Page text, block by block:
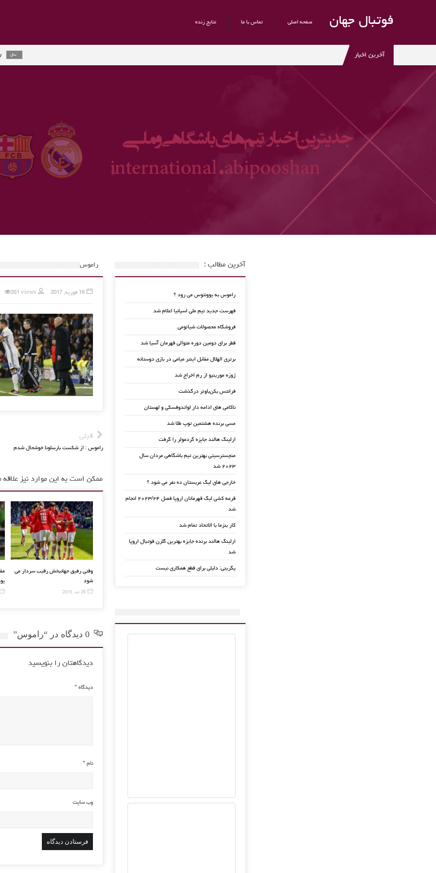
فوتبال جهان صفحه اصلی تماس با ما نتایج زنده
آخرین اخبار راموس به
ارلینگ هالند
راموس
16 فوریه, 2017 351 views
قبلی
راموس : از شکست بارسلونا خوشحال شدم
ممکن است به این موارد نیز علاقه
26 مه, 2016
کفش جدید رونالدو رونمایی شد
26 اکتبر, 2015
مورینیو خوشتیپ ترین مرد سال
تساوی ایتالیا و رومانی در دیداری
دیدگاهتان را بنویسید
دیدگاه *
نام *
وب‌ سایت
آخرین مطالب :
راموس به یوونتوس می رود ؟
فهرست جدید تیم ملی اسپانیا اعلام شد
فروشگاه محصولات شیائومی
قطر برای دومین دوره متوالی قهرمان آسیا شد
برتری الهلال مقابل اینتر میامی در بازی دوستانه
ژوزه مورینیو از رم اخراج شد
فرانتس بکن‌باوئر درگذشت
ناکامی های ادامه دار لواندوفسکی و لهستان
مسی برنده هشتمین توپ طلا شد
ارلینگ هالند جایزه گردمولر را گرفت
منچسترسیتی بهترین تیم باشگاهی مردان سال
۲۰۲۳ شد
خارجی های لیگ عربستان ده نفر می شود ؟
قرعه کشی لیگ قهرمانان اروپا فصل ۲۰۲۳/۲۴ انجام
شد
کار بنزما با الاتحاد تمام شد
ارلینگ هالند برنده جایزه بهترین گلزن فوتبال اروپا
شد
پگرینی: دلیلی برای قطع همکاری نیست